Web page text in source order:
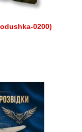
0200)